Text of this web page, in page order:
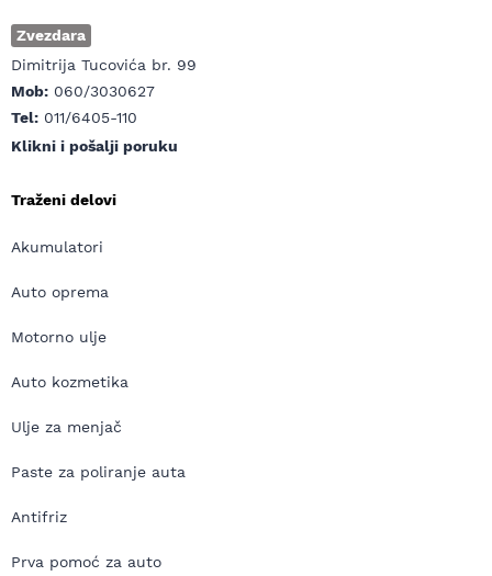
Zvezdara
Dimitrija Tucovića br. 99
Mob: 060/3030627
Tel: 011/6405-110
Klikni i pošalji poruku
Traženi delovi
Akumulatori
Auto oprema
Motorno ulje
Auto kozmetika
Ulje za menjač
Paste za poliranje auta
Antifriz
Prva pomoć za auto